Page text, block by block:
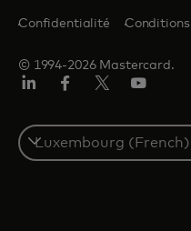
© 1994-2026 Mastercard.
Confidentialité Conditions
Select
a
country